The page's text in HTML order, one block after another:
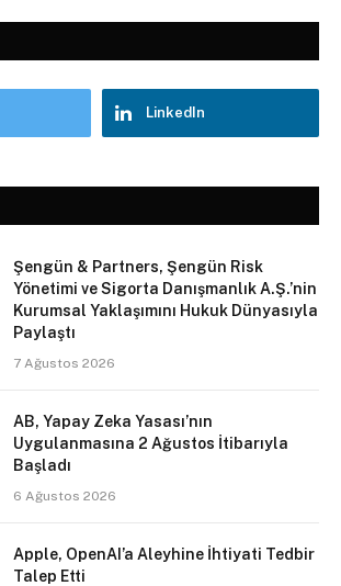
LinkedIn
Şengün & Partners, Şengün Risk
Yönetimi ve Sigorta Danışmanlık A.Ş.’nin
Kurumsal Yaklaşımını Hukuk Dünyasıyla
Paylaştı
7 Ağustos 2026
AB, Yapay Zeka Yasası’nın
Uygulanmasına 2 Ağustos İtibarıyla
Başladı
6 Ağustos 2026
Apple, OpenAI’a Aleyhine İhtiyati Tedbir
Talep Etti